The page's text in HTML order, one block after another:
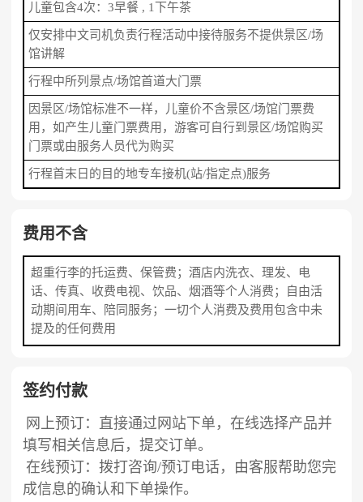
儿童包含4次：3早餐 , 1下午茶
仅安排中文司机负责行程活动中接待服务不提供景区/场
馆讲解
行程中所列景点/场馆首道大门票
因景区/场馆标准不一样，儿童价不含景区/场馆门票费
用，如产生儿童门票费用，游客可自行到景区/场馆购买
门票或由服务人员代为购买
行程首末日的目的地专车接机(站/指定点)服务
费用不含
超重行李的托运费、保管费；酒店内洗衣、理发、电
话、传真、收费电视、饮品、烟酒等个人消费；自由活
动期间用车、陪同服务；一切个人消费及费用包含中未
提及的任何费用
签约付款
网上预订：直接通过网站下单，在线选择产品并
填写相关信息后，提交订单。
在线预订：拨打咨询/预订电话，由客服帮助您完
成信息的确认和下单操作。